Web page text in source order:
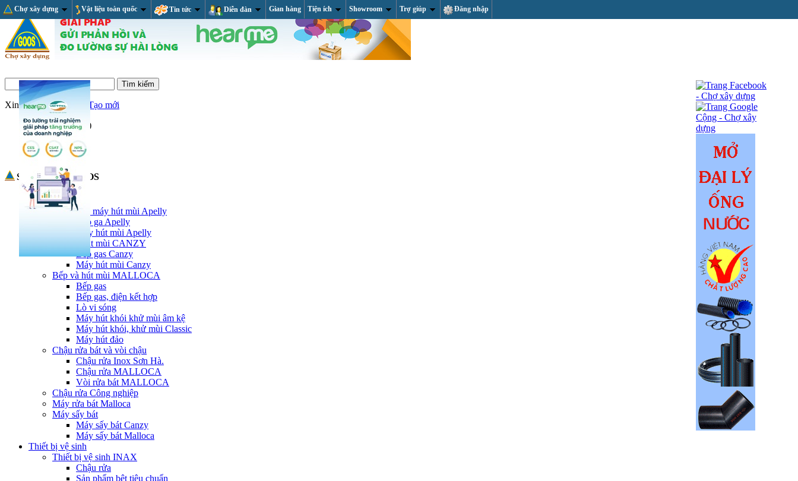
Chợ xây dựng Vật liệu toàn quốc Tin tức Diễn đàn Gian hàng Tiện ích Showroom Trợ giúp Đăng nhập
Xin chào,Đăng nhập/Tạo mới
Giỏ hàng (trống)
RSS Feed
Sản phẩm tại GOOS
Thiết bị nhà bếp
Bếp ga và máy hút mùi Apelly
Bếp ga Apelly
Máy hút mùi Apelly
Bếp và hút mùi CANZY
Bếp gas Canzy
Máy hút mùi Canzy
Bếp và hút mùi MALLOCA
Bếp gas
Bếp gas, điện kết hợp
Lò vi sóng
Máy hút khói khử mùi âm kệ
Máy hút khói, khử mùi Classic
Máy hút đảo
Chậu rửa bát và vòi chậu
Chậu rửa Inox Sơn Hà.
Chậu rửa MALLOCA
Vòi rửa bát MALLOCA
Chậu rửa Công nghiệp
Máy rửa bát Malloca
Máy sấy bát
Máy sấy bát Canzy
Máy sấy bát Malloca
Thiết bị vệ sinh
Thiết bị vệ sinh INAX
Chậu rửa
Sản phẩm bệt tiêu chuẩn